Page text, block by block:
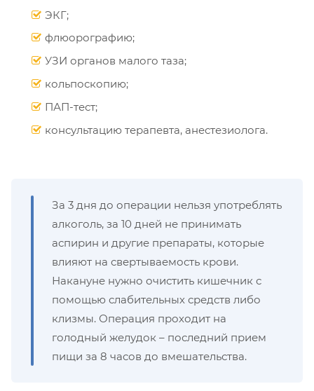
ЭКГ;
флюорографию;
УЗИ органов малого таза;
кольпоскопию;
ПАП-тест;
консультацию терапевта, анестезиолога.
За 3 дня до операции нельзя употреблять
алкоголь, за 10 дней не принимать
аспирин и другие препараты, которые
влияют на свертываемость крови.
Накануне нужно очистить кишечник с
помощью слабительных средств либо
клизмы. Операция проходит на
голодный желудок – последний прием
пищи за 8 часов до вмешательства.